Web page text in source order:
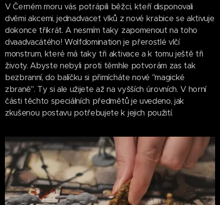
V Černém moru vás potrápili běžci, kteří disponovali
dvěmi akcemi, jednadvacet vlků z nové krabice se aktivuje
dokonce třikrát. A nesmím taky zapomenout na toho
dvaadvacátého! Wolfdomination je přerostlé vlčí
monstrum, které má taky tři aktivace a k tomu ještě tři
životy. Abyste nebyli proti těmhle potvorám zas tak
bezbranní, do balíčku si přimícháte nové "magické
zbraně". Ty si ale užijete až na vyšších úrovních. V horní
části těchto speciálních předmětů je uvedeno, jak
zkušenou postavu potřebujete k jejich použití.